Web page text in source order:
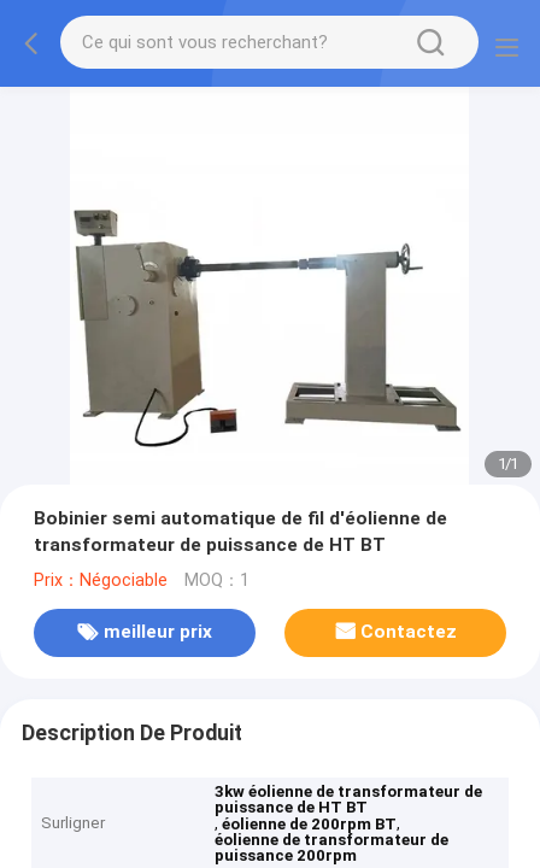
1/1
Bobinier semi automatique de fil d'éolienne de
transformateur de puissance de HT BT
Prix：Négociable MOQ：1
meilleur prix Contactez
Description De Produit
Surligner
3kw éolienne de transformateur de
puissance de HT BT
,éolienne de 200rpm BT,
éolienne de transformateur de
puissance 200rpm